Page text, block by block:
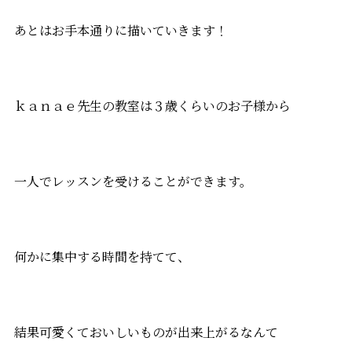
あとはお手本通りに描いていきます！
ｋａｎａｅ先生の教室は３歳くらいのお子様から
一人でレッスンを受けることができます。
何かに集中する時間を持てて、
結果可愛くておいしいものが出来上がるなんて